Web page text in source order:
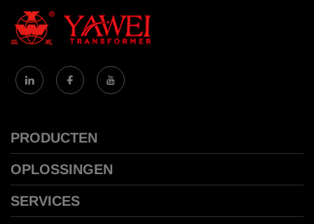
PRODUCTEN
OPLOSSINGEN
SERVICES